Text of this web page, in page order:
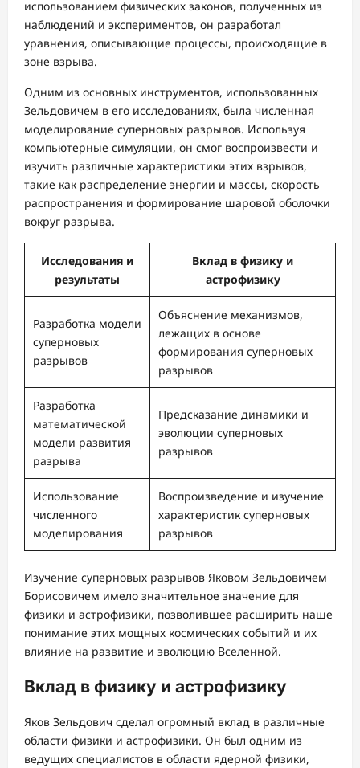
использованием физических законов, полученных из
наблюдений и экспериментов, он разработал
уравнения, описывающие процессы, происходящие в
зоне взрыва.
Одним из основных инструментов, использованных
Зельдовичем в его исследованиях, была численная
моделирование суперновых разрывов. Используя
компьютерные симуляции, он смог воспроизвести и
изучить различные характеристики этих взрывов,
такие как распределение энергии и массы, скорость
распространения и формирование шаровой оболочки
вокруг разрыва.
Исследования и
результаты
Вклад в физику и
астрофизику
Разработка модели
суперновых
разрывов
Объяснение механизмов,
лежащих в основе
формирования суперновых
разрывов
Разработка
математической
модели развития
разрыва
Предсказание динамики и
эволюции суперновых
разрывов
Использование
численного
моделирования
Воспроизведение и изучение
характеристик суперновых
разрывов
Изучение суперновых разрывов Яковом Зельдовичем
Борисовичем имело значительное значение для
физики и астрофизики, позволившее расширить наше
понимание этих мощных космических событий и их
влияние на развитие и эволюцию Вселенной.
Вклад в физику и астрофизику
Яков Зельдович сделал огромный вклад в различные
области физики и астрофизики. Он был одним из
ведущих специалистов в области ядерной физики,